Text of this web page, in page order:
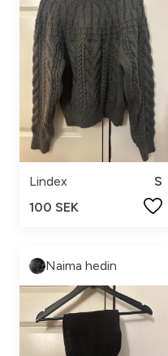
Lindex
S
100 SEK
Naima hedin